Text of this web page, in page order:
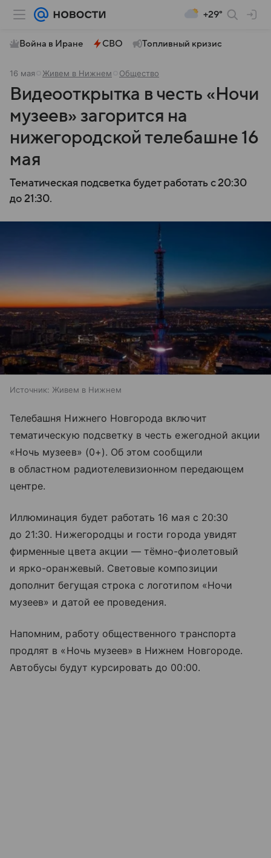
+29°
Война в Иране СВО Топливный кризис
16 мая Живем в Нижнем Общество
Видеооткрытка в честь «Ночи
музеев» загорится на
нижегородской телебашне 16
мая
Тематическая подсветка будет работать с 20:30
до 21:30.
Источник: Живем в Нижнем
Телебашня Нижнего Новгорода включит
тематическую подсветку в честь ежегодной акции
«Ночь музеев» (0+). Об этом сообщили
в областном радиотелевизионном передающем
центре.
Иллюминация будет работать 16 мая с 20:30
до 21:30. Нижегородцы и гости города увидят
фирменные цвета акции — тёмно-фиолетовый
и ярко-оранжевый. Световые композиции
дополнит бегущая строка с логотипом «Ночи
музеев» и датой ее проведения.
Напомним, работу общественного транспорта
продлят в «Ночь музеев» в Нижнем Новгороде.
Автобусы будут курсировать до 00:00.